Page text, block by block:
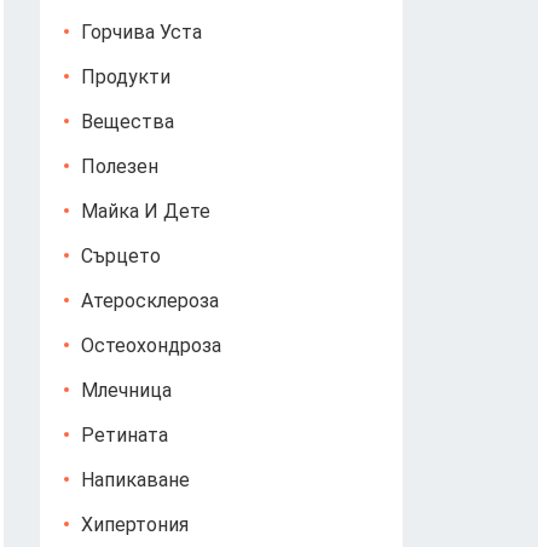
Горчива Уста
Продукти
Вещества
Полезен
Майка И Дете
Сърцето
Атеросклероза
Остеохондроза
Млечница
Ретината
Напикаване
Хипертония